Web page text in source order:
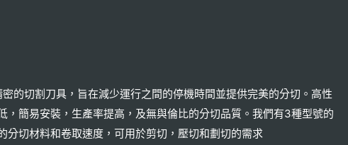
的切割刀具，旨在減少運行之間的停機時間並提供完美的分切。高性
，簡易安裝，生產率提高，及無與倫比的分切品質。我們有3種型號的
分切材料和卷取速度，可用於剪切，壓切和劃切的需求